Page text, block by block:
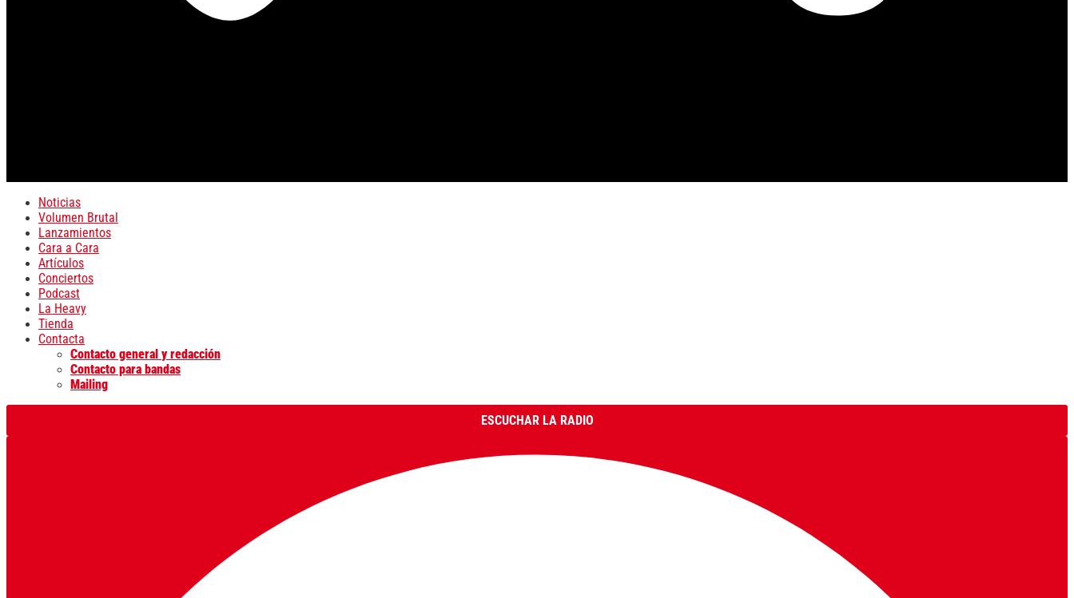
Noticias
Volumen Brutal
Lanzamientos
Cara a Cara
Artículos
Conciertos
Podcast
La Heavy
Tienda
Contacta
Contacto general y redacción
Contacto para bandas
Mailing
ESCUCHAR LA RADIO